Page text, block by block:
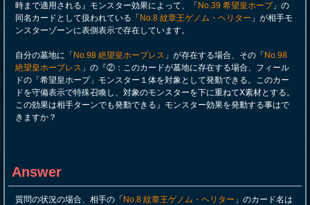
時まで適用される』モンスター効果によって、「 No.39 希望皇ホープ」の
同名カードとして扱われている「 No.8 紋章王ゲノム・ヘリター 」が相手モ
ンスターゾーンに表側表示で存在しています。
自分の墓地に「 No.98 絶望皇ホープレス 」が存在する場合、その「 No.98
絶望皇ホープレス 」の『②：このカードが墓地に存在する場合、フィール
ドの「希望皇ホープ」モンスター１体を対象として発動できる。このカー
ドを守備表示で特殊召喚し、対象のモンスターを下に重ねてX素材とする。
この効果は相手ターンでも発動できる』モンスター効果を発動する事はで
きますか？
Answer
質問の状況の場合、相手の「 No.8 紋章王ゲノム・ヘリター 」のカード名は